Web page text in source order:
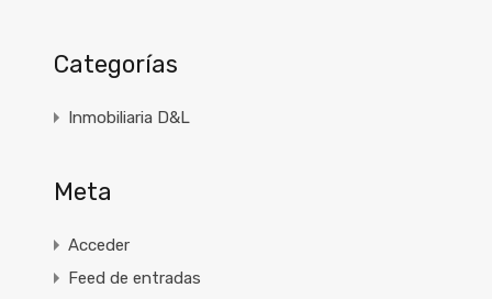
Categorías
Inmobiliaria D&L
Meta
Acceder
Feed de entradas